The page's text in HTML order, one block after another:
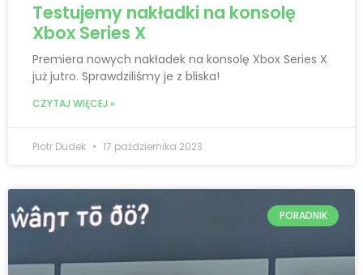
Testujemy nakładki na konsolę
Xbox Series X
Premiera nowych nakładek na konsolę Xbox Series X
już jutro. Sprawdziliśmy je z bliska!
CZYTAJ WIĘCEJ »
Piotr Dudek 17 października 2023
PORADNIK